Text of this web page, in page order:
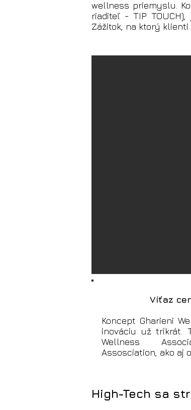
wellness priemyslu.
riaditeľ - TIP
Zážitok, na ktorý klienti
Víťaz
Koncept Gharieni
inováciu už trikrát.
Wellness
Assosciation, ako aj
High-Tech sa